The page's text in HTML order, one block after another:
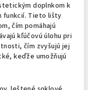
doplnkom k
funkcií. Tieto lišty
čím pomáhajú
kľúčovú úlohu pri
čím zvyšujú jej
keďže umožňujú